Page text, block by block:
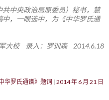
中央政治局原委员）秘书，慧
，一眼选中，为《中华罗氏通
大校 录入：罗训森 2014.6.18
华罗氏通谱》题词 2014 年 6 月 21 日